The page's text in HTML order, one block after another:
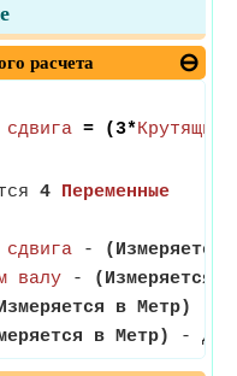
расчета
= (3*Крутящий
4 Переменные
-
(Измеряется
валу -
(Измеряется
в Метр)
в Метр) -